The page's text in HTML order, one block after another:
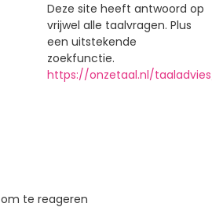
Deze site heeft antwoord op
vrijwel alle taalvragen. Plus
een uitstekende
zoekfunctie.
https://onzetaal.nl/
om te reageren